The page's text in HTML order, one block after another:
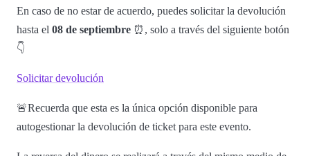
En caso de no estar de acuerdo, puedes solicitar la devolución
hasta el 08 de septiembre ⏰, solo a través del siguiente botón
👇
Solicitar devolución
🚨Recuerda que esta es la única opción disponible para
autogestionar la devolución de ticket para este evento.